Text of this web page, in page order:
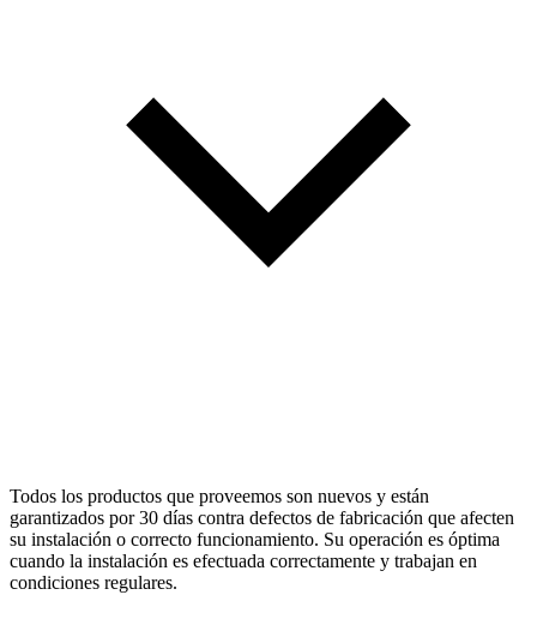
Todos los productos que proveemos son nuevos y están
garantizados por 30 días contra defectos de fabricación que afecten
su instalación o correcto funcionamiento. Su operación es óptima
cuando la instalación es efectuada correctamente y trabajan en
condiciones regulares.